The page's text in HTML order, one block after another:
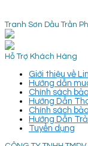
Tranh Sơn Dầu Trần
Hỗ Trợ Khách Hàng
Giới thiệu về
Hướng dẫn
Chính sách
Hướng Dẫn
Chính sách
Hướng Dẫn
Tuyển dụng